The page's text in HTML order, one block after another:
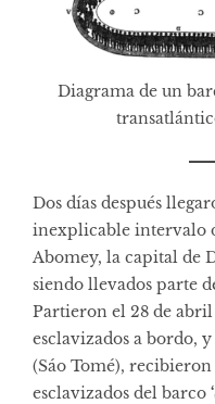
Diagrama de un
Dos días después
inexplicable intervalo
Abomey, la capital de
siendo llevados parte
Partieron el 28 de abril
esclavizados a bordo,
(Sáo Tomé),
esclavizados del barco